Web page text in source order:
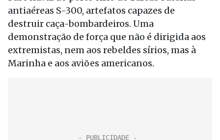
antiaéreas S-300, artefatos capazes de
destruir caça-bombardeiros. Uma
demonstração de força que não é dirigida aos
extremistas, nem aos rebeldes sírios, mas à
Marinha e aos aviões americanos.